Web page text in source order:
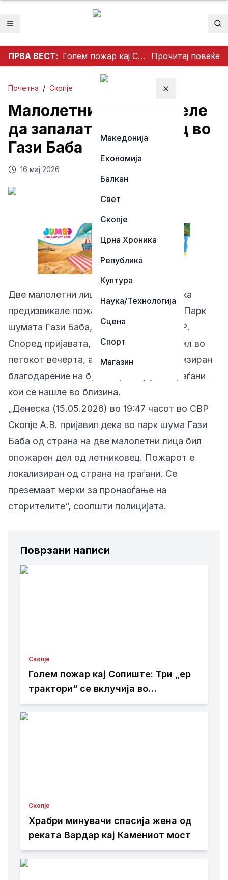
Отвори мени
ПРВА ВЕСТ: Голем пожар кај Сопиште: Три „ер трактори“ се вклучија во гаснењето, гори нискостеблеста шума Прочитај повеќе
Затвори мени
Македонија
Економија
Балкан
Свет
Скопје
Црна Хроника
Република
Култура
Наука/Технологија
Сцена
Спорт
Магазин
Почетна / Скопје
Малолетници се обиделе
да запалат летниковец во
Гази Баба
16 мај 2026
Две малолетни лица се осомничени дека
предизвикале пожар на летниковец во Парк
шумата Гази Баба, информираа од МВР.
Според пријавата, инцидентот се случил во
петокот вечерта, а пожарот бил локализиран
благодарение на брзата реакција на граѓани
кои се нашле во близина.
„Денеска (15.05.2026) во 19:47 часот во СВР
Скопје А.В. пријавил дека во парк шума Гази
Баба од страна на две малолетни лица бил
опожарен дел од летниковец. Пожарот е
локализиран од страна на граѓани. Се
преземаат мерки за пронаоѓање на
сторителите“, соопшти полицијата.
Поврзани написи
Скопје
Голем пожар кај Сопиште: Три „ер
трактори“ се вклучија во
гаснењето, гори нискостеблеста
Скопје
Храбри минувачи спасија жена од
реката Вардар кај Камениот мост